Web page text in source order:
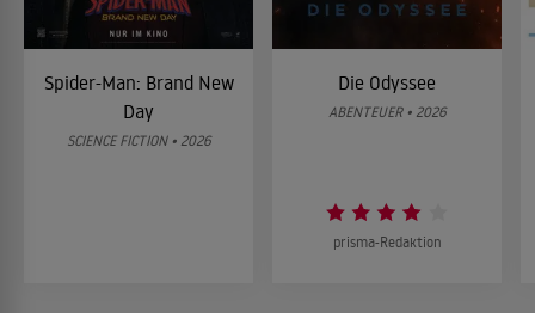
Spider-Man: Brand New
Day
SCIENCE FICTION • 2026
Die Odyssee
ABENTEUER • 2026
prisma-Redaktion